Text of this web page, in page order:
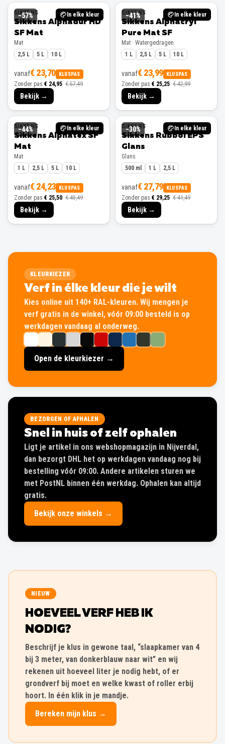
−57% In elke kleur
SIKKENS
Sikkens Alphadur HD
SF Mat
Mat
2,5 L
5 L 10 L
vanaf€ 23,70 KLUSPAS
Zonder pas € 24,95 € 57,49
Bekijk →
−41% In elke kleur
SIKKENS
Sikkens Alphacryl
Pure Mat SF
Mat · Watergedragen
1 L
2,5 L 5 L 10 L
vanaf€ 23,99 KLUSPAS
Zonder pas € 25,25 € 42,99
Bekijk →
−44% In elke kleur
SIKKENS
Sikkens Alphatex SF
Mat
Mat
1 L
2,5 L 5 L 10 L
vanaf€ 24,23 KLUSPAS
Zonder pas € 25,50 € 45,49
Bekijk →
−30% In elke kleur
SIKKENS
Sikkens Rubbol EPS
Glans
Glans
500 ml
1 L 2,5 L
vanaf€ 27,79 KLUSPAS
Zonder pas € 29,25 € 41,49
Bekijk →
KLEURKIEZER
Verf in élke kleur die je wilt
Kies online uit 140+ RAL-kleuren. Wij mengen je
verf gratis in de winkel, vóór 09:00 besteld is op
werkdagen vandaag al onderweg.
Open de kleurkiezer →
BEZORGEN OF AFHALEN
Snel in huis of zelf ophalen
Ligt je artikel in ons webshopmagazijn in Nijverdal,
dan bezorgt DHL het op werkdagen vandaag nog bij
bestelling vóór 09:00. Andere artikelen sturen we
met PostNL binnen één werkdag. Ophalen kan altijd
gratis.
Bekijk onze winkels →
NIEUW
HOEVEEL VERF HEB IK
NODIG?
Beschrijf je klus in gewone taal, “slaapkamer van 4
bij 3 meter, van donkerblauw naar wit” en wij
rekenen uit hoeveel liter je nodig hebt, of er
grondverf bij moet en welke kwast of roller erbij
hoort. In één klik in je mandje.
Bereken mijn klus →